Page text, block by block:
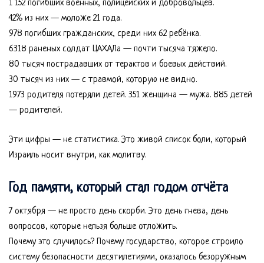
1 152 погибших военных, полицейских и добровольцев.
42% из них — моложе 21 года.
978 погибших гражданских, среди них 62 ребёнка.
6318 раненых солдат ЦАХАЛа — почти тысяча тяжело.
80 тысяч пострадавших от терактов и боевых действий.
30 тысяч из них — с травмой, которую не видно.
1973 родителя потеряли детей. 351 женщина — мужа. 885 детей
— родителей.
Эти цифры — не статистика. Это живой список боли, который
Израиль носит внутри, как молитву.
Год памяти, который стал годом отчёта
7 октября — не просто день скорби. Это день гнева, день
вопросов, которые нельзя больше отложить.
Почему это случилось? Почему государство, которое строило
систему безопасности десятилетиями, оказалось безоружным